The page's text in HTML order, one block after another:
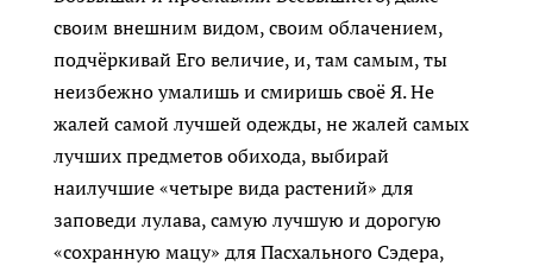
своим внешним видом, своим облачением,
подчёркивай Его величие, и, там самым, ты
неизбежно умалишь и смиришь своё Я. Не
жалей самой лучшей одежды, не жалей самых
лучших предметов обихода, выбирай
наилучшие «четыре вида растений» для
заповеди лулава, самую лучшую и дорогую
«сохранную мацу» для Пасхального Сэдера,